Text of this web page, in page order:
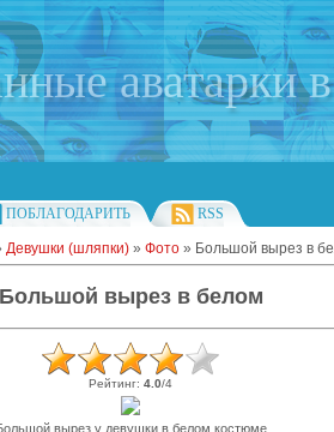
аватарки
ПОБЛАГОДАРИТЬ RSS
Девушки (шляпки) » Фото » Большой вырез в
Большой вырез в белом
Рейтинг: 4.0/4
вырез у девушки в белом костюме